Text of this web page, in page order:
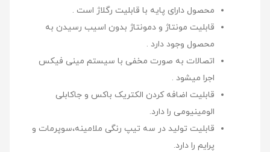
محصول دارای پایه با قابلیت رگلاژ است .
قابلیت مونتاژ و دمونتاژ بدون اسیب رسیدن به
محصول وجود دارد .
اتصالات به صورت مخفی با سیستم مینی فیکس
اجرا میشود .
قابلیت اضافه کردن الکتریک باکس و جاکابلی
الومینیومی را دارد.
قابلیت تولید در سه تیپ رنگی ملامینه،سوپرمات و
پرایم را دارد.